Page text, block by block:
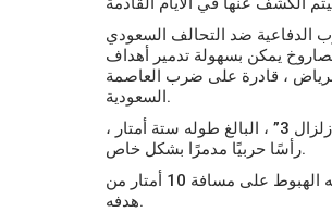
يمكن بسهولة تدمير أهداف
تبعد 919 كيلومتر فقط عن الرياض ، قادرة على ضرب العاصمة
السعودية.
يحمل “زلزال 3” ، البالغ طوله ستة أمتار ،
رأسًا حربيًا مدمرًا بشكل خاص.
يمتلك الصاروخ البالستية “قاهر – إم 2” مدى 400 كم برأس حربي 350 كيلوجرام ويمكنه الهبوط على مسافة 10 أمتار من
هدفه.